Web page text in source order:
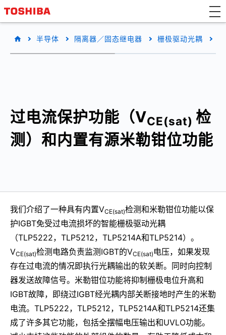
半导体 隔离器／固态继电器 栅极驱动光耦
过电流保护功能（VCE(sat) 检
测）和内置有源米勒钳位功能
我们介绍了一种具有内置VCE(sat)检测和米勒钳位功能以保
护IGBT免受过电流损坏的智能栅极驱动光耦
（TLP5222，TLP5212，TLP5214A和TLP5214）。
VCE(sat)检测电路负责监测IGBT的VCE(sat) 电压，如果发现
存在过电流的情况即执行光耦输出的软关断。同时向控制
器发送故障信号。米勒钳位功能将抑制栅极电位升高和
IGBT故障，即绕过IGBT经光耦内部关断接地时产生的米勒
电流。TLP5222，TLP5212，TLP5214A和TLP5214还集
成了许多其它功能，包括全摆幅电压输出和UVLO功能。